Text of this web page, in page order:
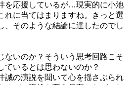
を応援しているが…現実的に小池
れに当てはまりますね。きっと選
、そのような結論に達したのでし
ないのか？そういう思考回路こそ
ているとは思わないのか？
の演説を聞いて心を揺さぶられ